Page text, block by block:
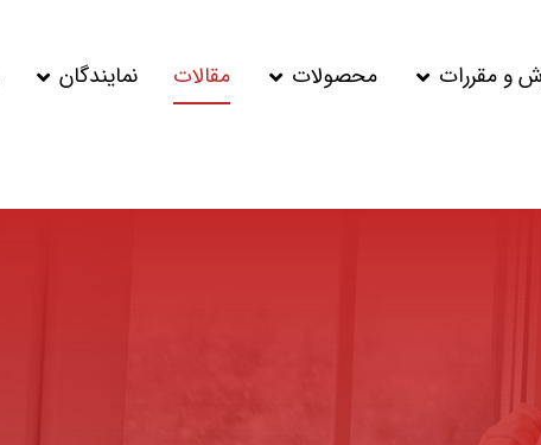
و مقررات محصولات مقالات نمایندگان